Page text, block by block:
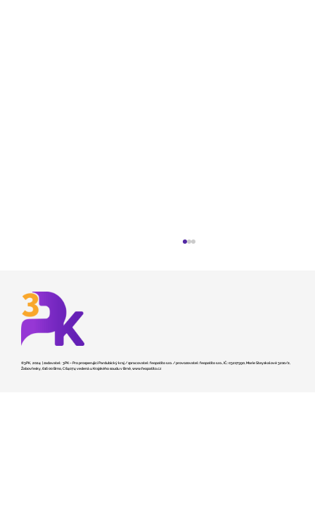
©3PK, 2024 | zadavatel: 3PK – Pro prosperující Pardubický kraj / zpracovatel: feopatito s.r.o. / provozovatel: feopatito s.r.o., IČ.: 03217990, Marie Steyskalové 3210/2,
Žabovřesky, 616 00 Brno, C 84074 vedená u Krajského soudu v Brně,www.feopatito.cz